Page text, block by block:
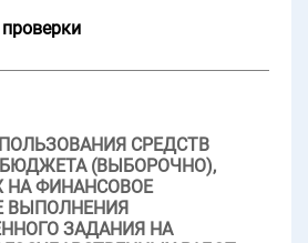
СРЕДСТВ
(ВЫБОРОЧНО),
ФИНАНСОВОЕ
ВЫПОЛНЕНИЯ
ЗАДАНИЯ НА